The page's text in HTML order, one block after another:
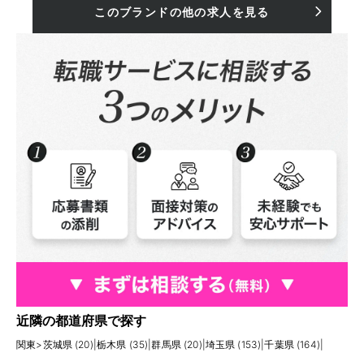
このブランドの他の求人を見る
近隣の都道府県で探す
関東>茨城県 (20) 栃木県 (35) |群馬県 (20) 埼玉県 (153) |千葉県 (164)